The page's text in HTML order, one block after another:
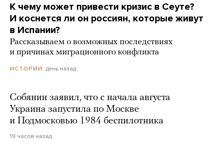
К чему может привести кризис в Сеуте?
И коснется ли он россиян, которые живут
в Испании?
Рассказываем о возможных последствиях
и причинах миграционного конфликта
ИСТОРИИ день назад
Собянин заявил, что с начала августа
Украина запустила по Москве
и Подмосковью 1984 беспилотника
19 часов назад